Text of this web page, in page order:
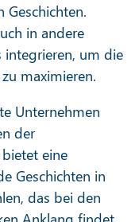
in andere
um die
maximieren.
Unternehmen
der
eine
Geschichten in
das bei den